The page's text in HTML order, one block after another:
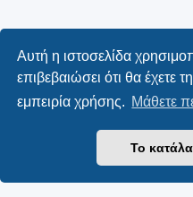
Αυτή η ιστοσελίδα
επιβεβαιώσει ότι θα έχετε
εμπειρία χρήσης. Μάθετε
Το